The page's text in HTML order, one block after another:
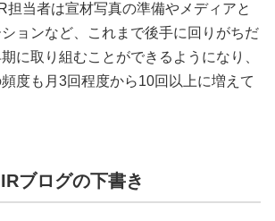
担当者は宣材写真の準備やメディアと
ョンなど、これまで後手に回りがちだ
に取り組むことができるようになり、
度も月3回程度から10回以上に増えて
ブログの下書き